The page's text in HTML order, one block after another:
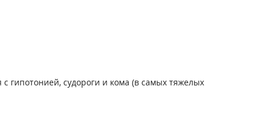
гипотонией, судороги и кома (в самых тяжелых